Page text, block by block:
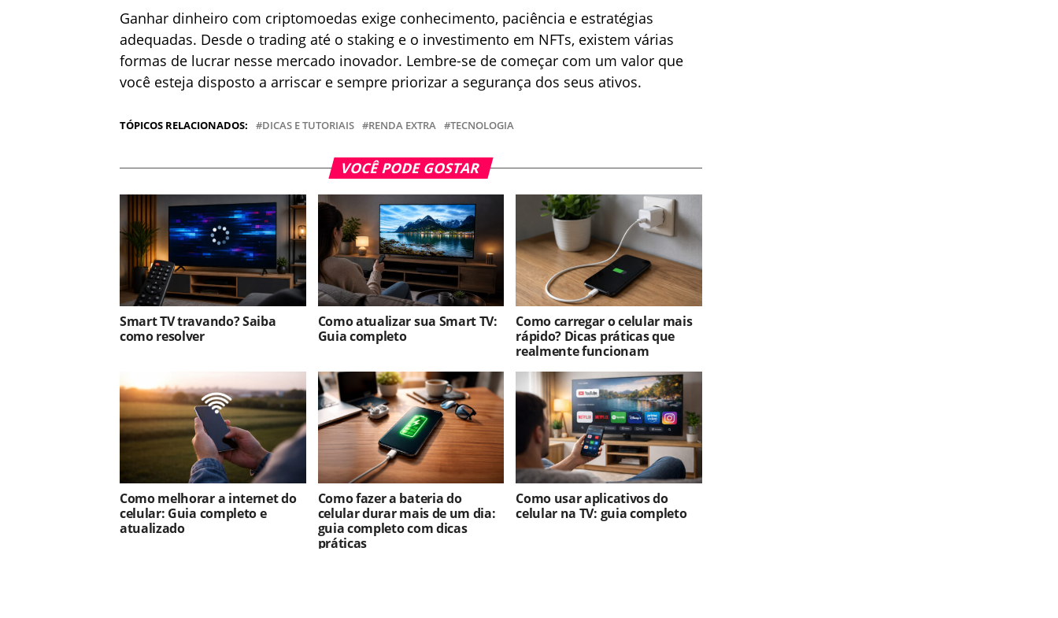
Ganhar dinheiro com criptomoedas exige conhecimento, paciência e estratégias
adequadas. Desde o trading até o staking e o investimento em NFTs, existem várias
formas de lucrar nesse mercado inovador. Lembre-se de começar com um valor que
você esteja disposto a arriscar e sempre priorizar a segurança dos seus ativos.
TÓPICOS RELACIONADOS: DICAS E TUTORIAIS RENDA EXTRA TECNOLOGIA
VOCÊ PODE GOSTAR
Smart TV travando? Saiba
como resolver
Como atualizar sua Smart TV:
Guia completo
Como carregar o celular mais
rápido? Dicas práticas que
realmente funcionam
Como melhorar a internet do
celular: Guia completo e
atualizado
Como fazer a bateria do
celular durar mais de um dia:
guia completo com dicas
práticas
Como usar aplicativos do
celular na TV: guia completo